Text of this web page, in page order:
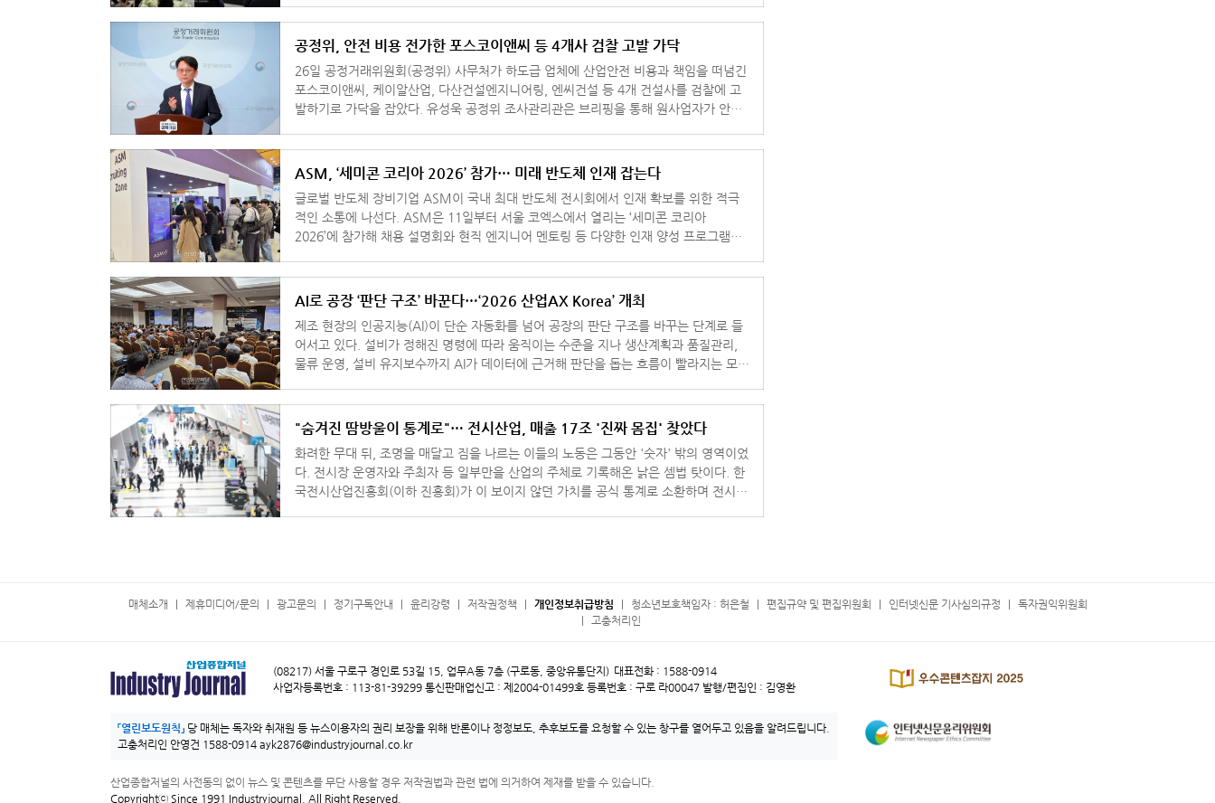
공정위, 안전 비용 전가한 포스코이앤씨 등 4개사 검찰 고발 가닥
26일 공정거래위원회(공정위) 사무처가 하도급 업체에 산업안전 비용과 책임을 떠넘긴
포스코이앤씨, 케이알산업, 다산건설엔지니어링, 엔씨건설 등 4개 건설사를 검찰에 고
발하기로 가닥을 잡았다. 유성욱 공정위 조사관리관은 브리핑을 통해 원사업자가 안전
ASM, ‘세미콘 코리아 2026’ 참가… 미래 반도체 인재 잡는다
글로벌 반도체 장비기업 ASM이 국내 최대 반도체 전시회에서 인재 확보를 위한 적극
적인 소통에 나선다. ASM은 11일부터 서울 코엑스에서 열리는 ‘세미콘 코리아
2026’에 참가해 채용 설명회와 현직 엔지니어 멘토링 등 다양한 인재 양성 프로그램을
AI로 공장 ‘판단 구조’ 바꾼다…‘2026 산업AX Korea’ 개최
제조 현장의 인공지능(AI)이 단순 자동화를 넘어 공장의 판단 구조를 바꾸는 단계로 들
어서고 있다. 설비가 정해진 명령에 따라 움직이는 수준을 지나 생산계획과 품질관리,
물류 운영, 설비 유지보수까지 AI가 데이터에 근거해 판단을 돕는 흐름이 빨라지는 모습
"숨겨진 땀방울이 통계로"… 전시산업, 매출 17조 '진짜 몸집' 찾았다
화려한 무대 뒤, 조명을 매달고 짐을 나르는 이들의 노동은 그동안 '숫자' 밖의 영역이었
다. 전시장 운영자와 주최자 등 일부만을 산업의 주체로 기록해온 낡은 셈법 탓이다. 한
국전시산업진흥회(이하 진흥회)가 이 보이지 않던 가치를 공식 통계로 소환하며 전시산
매체소개 제휴미디어/문의 광고문의 정기구독안내 윤리강령 저작권정책 개인정보취급방침 청소년보호책임자 : 허은철 편집규약 및 편집위원회 인터넷신문 기사심의규정
독자권익위원회
고충처리인
(08217) 서울 구로구 경인로 53길 15, 업무A동 7층 (구로동, 중앙유통단지) 대표전화 : 1588-0914
사업자등록번호 : 113-81-39299 통신판매업신고 : 제2004-01499호 등록번호 : 구로 라00047 발행/편집인 : 김영환
「열린보도원칙」 당 매체는 독자와 취재원 등 뉴스이용자의 권리 보장을 위해 반론이나 정정보도, 추후보도를 요청할 수 있는 창구를 열어두고 있음을 알려드립니다.
고충처리인 안영건 1588-0914 ayk2876@industryjournal.co.kr
산업종합저널의 사전동의 없이 뉴스 및 콘텐츠를 무단 사용할 경우 저작권법과 관련 법에 의거하여 제재를 받을 수 있습니다.
Copyrightⓒ Since 1991 Industryjournal. All Right Reserved.